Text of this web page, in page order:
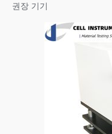
권장 기기